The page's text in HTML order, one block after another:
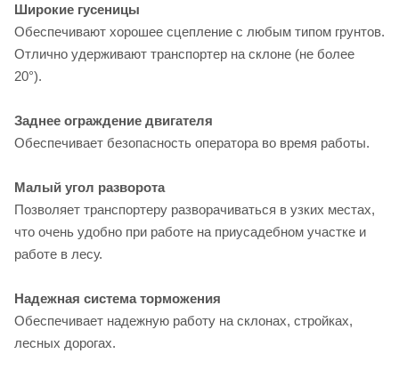
Широкие гусеницы
Обеспечивают хорошее сцепление с любым типом грунтов.
Отлично удерживают транспортер на склоне (не более
20°).
Заднее ограждение двигателя
Обеспечивает безопасность оператора во время работы.
Малый угол разворота
Позволяет транспортеру разворачиваться в узких местах,
что очень удобно при работе на приусадебном участке и
работе в лесу.
Надежная система торможения
Обеспечивает надежную работу на склонах, стройках,
лесных дорогах.